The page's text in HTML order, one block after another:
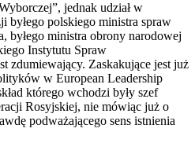
jednak udział w
byłego polskiego ministra spraw
byłego ministra obrony narodowej
Instytutu Spraw
zdumiewający. Zaskakujące jest już
w European Leadership
którego wchodzi były szef
Rosyjskiej, nie mówiąc już o
podważającego sens istnienia